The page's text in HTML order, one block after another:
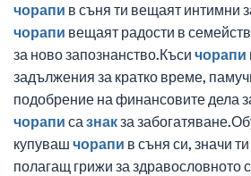
чорапи в съня ти вещаят интимни
чорапи вещаят радости в
за ново запознанство.Къси чорапи
задължения за кратко време,
подобрение на финансовите дела
чорапи са знакза
купуваш чорапи в съня си, значи
полагащ грижи за здравословното